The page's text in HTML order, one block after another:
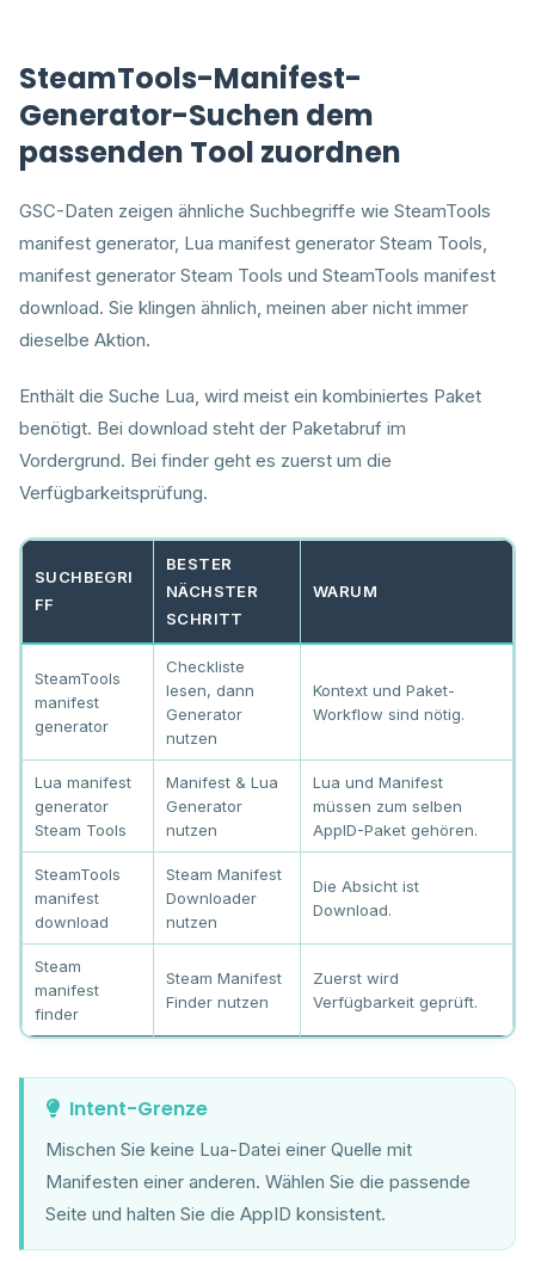
SteamTools-Manifest-
Generator-Suchen dem
passenden Tool zuordnen
GSC-Daten zeigen ähnliche Suchbegriffe wie SteamTools
manifest generator, Lua manifest generator Steam Tools,
manifest generator Steam Tools und SteamTools manifest
download. Sie klingen ähnlich, meinen aber nicht immer
dieselbe Aktion.
Enthält die Suche Lua, wird meist ein kombiniertes Paket
benötigt. Bei download steht der Paketabruf im
Vordergrund. Bei finder geht es zuerst um die
Verfügbarkeitsprüfung.
SUCHBEGRI
FF
BESTER
NÄCHSTER
SCHRITT
WARUM
SteamTools
manifest
generator
Checkliste
lesen, dann
Generator
nutzen
Kontext und Paket-
Workflow sind nötig.
Lua manifest
generator
Steam Tools
Manifest & Lua
Generator
nutzen
Lua und Manifest
müssen zum selben
AppID-Paket gehören.
SteamTools
manifest
download
Steam Manifest
Downloader
nutzen
Die Absicht ist
Download.
Steam
manifest
finder
Steam Manifest
Finder nutzen
Zuerst wird
Verfügbarkeit geprüft.
Intent-Grenze
Mischen Sie keine Lua-Datei einer Quelle mit
Manifesten einer anderen. Wählen Sie die passende
Seite und halten Sie die AppID konsistent.